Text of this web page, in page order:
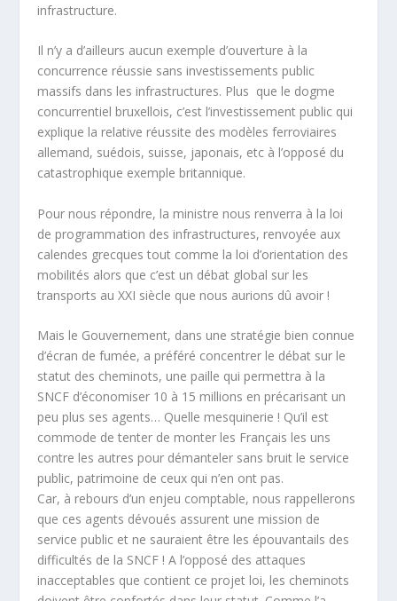
infrastructure.
Il n’y a d’ailleurs aucun exemple d’ouverture à la
concurrence réussie sans investissements public
massifs dans les infrastructures. Plus que le dogme
concurrentiel bruxellois, c’est l’investissement public qui
explique la relative réussite des modèles ferroviaires
allemand, suédois, suisse, japonais, etc à l’opposé du
catastrophique exemple britannique.
Pour nous répondre, la ministre nous renverra à la loi
de programmation des infrastructures, renvoyée aux
calendes grecques tout comme la loi d’orientation des
mobilités alors que c’est un débat global sur les
transports au XXI siècle que nous aurions dû avoir !
Mais le Gouvernement, dans une stratégie bien connue
d’écran de fumée, a préféré concentrer le débat sur le
statut des cheminots, une paille qui permettra à la
SNCF d’économiser 10 à 15 millions en précarisant un
peu plus ses agents… Quelle mesquinerie ! Qu’il est
commode de tenter de monter les Français les uns
contre les autres pour démanteler sans bruit le service
public, patrimoine de ceux qui n’en ont pas.
Car, à rebours d’un enjeu comptable, nous rappellerons
que ces agents dévoués assurent une mission de
service public et ne sauraient être les épouvantails des
difficultés de la SNCF ! A l’opposé des attaques
inacceptables que contient ce projet loi, les cheminots